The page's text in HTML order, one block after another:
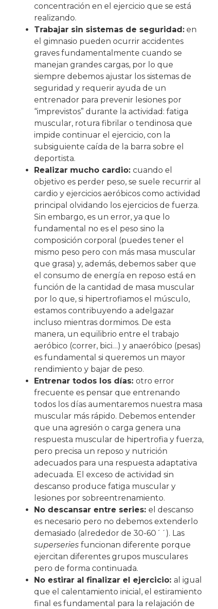
concentración en el ejercicio que se está
realizando.
Trabajar sin sistemas de seguridad: en
el gimnasio pueden ocurrir accidentes
graves fundamentalmente cuando se
manejan grandes cargas, por lo que
siempre debemos ajustar los sistemas de
seguridad y requerir ayuda de un
entrenador para prevenir lesiones por
“imprevistos” durante la actividad: fatiga
muscular, rotura fibrilar o tendinosa que
impide continuar el ejercicio, con la
subsiguiente caída de la barra sobre el
deportista.
Realizar mucho cardio: cuando el
objetivo es perder peso, se suele recurrir al
cardio y ejercicios aeróbicos como actividad
principal olvidando los ejercicios de fuerza.
Sin embargo, es un error, ya que lo
fundamental no es el peso sino la
composición corporal (puedes tener el
mismo peso pero con más masa muscular
que grasa) y, además, debemos saber que
el consumo de energía en reposo está en
función de la cantidad de masa muscular
por lo que, si hipertrofiamos el músculo,
estamos contribuyendo a adelgazar
incluso mientras dormimos. De esta
manera, un equilibrio entre el trabajo
aeróbico (correr, bici…) y anaeróbico (pesas)
es fundamental si queremos un mayor
rendimiento y bajar de peso.
Entrenar todos los días: otro error
frecuente es pensar que entrenando
todos los días aumentaremos nuestra masa
muscular más rápido. Debemos entender
que una agresión o carga genera una
respuesta muscular de hipertrofia y fuerza,
pero precisa un reposo y nutrición
adecuados para una respuesta adaptativa
adecuada. El exceso de actividad sin
descanso produce fatiga muscular y
lesiones por sobreentrenamiento.
No descansar entre series: el descanso
es necesario pero no debemos extenderlo
demasiado (alrededor de 30-60´´). Las
superseries funcionan diferente porque
ejercitan diferentes grupos musculares
pero de forma continuada.
No estirar al finalizar el ejercicio: al igual
que el calentamiento inicial, el estiramiento
final es fundamental para la relajación de